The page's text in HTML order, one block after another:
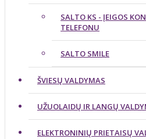
SALTO KS - ĮEIGOS
TELEFONU
SALTO SMILE
ŠVIESŲ VALDYMAS
UŽUOLAIDŲ IR LANGŲ
ELEKTRONINIŲ PRIETAISŲ